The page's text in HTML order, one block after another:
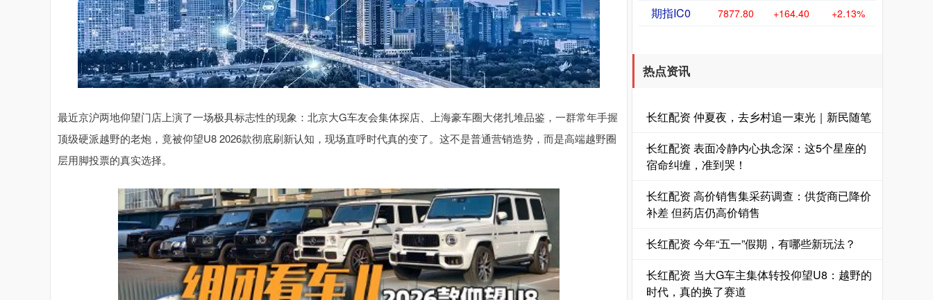
最近京沪两地仰望门店上演了一场极具标志性的现象：北京大G车友会集体探店、上海豪车圈大佬扎堆品鉴，一群常年手握
顶级硬派越野的老炮，竟被仰望U8 2026款彻底刷新认知，现场直呼时代真的变了。这不是普通营销造势，而是高端越野圈
层用脚投票的真实选择。
期指IC0 7877.80 +164.40 +2.13%
热点资讯
长红配资 仲夏夜，去乡村追一束光｜新民随笔
长红配资 表面冷静内心执念深：这5个星座的
宿命纠缠，准到哭！
长红配资 高价销售集采药调查：供货商已降价
补差 但药店仍高价销售
长红配资 今年“五一”假期，有哪些新玩法？
长红配资 当大G车主集体转投仰望U8：越野的
时代，真的换了赛道